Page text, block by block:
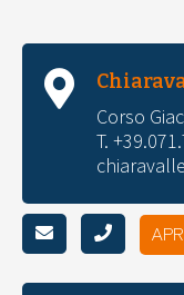
Corso
T.